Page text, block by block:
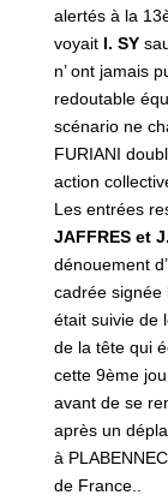
alertés à la
voyaitI. SY
n’ ont jamais
redoutable
scénario ne
FURIANI
action
Les entrées
JAFFRES et
dénouement
cadrée signée
était suivie de
de la tête qui
cette 9ème
avant de se
après un
à
de France..